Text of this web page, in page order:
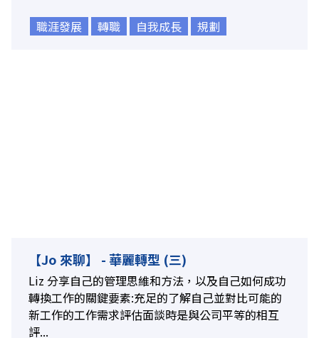
職涯發展 轉職 自我成長 規劃
【Jo 來聊】 - 華麗轉型 (三)
Liz 分享自己的管理思維和方法，以及自己如何成功
轉換工作的關鍵要素:充足的了解自己並對比可能的
新工作的工作需求評估面談時是與公司平等的相互
評...